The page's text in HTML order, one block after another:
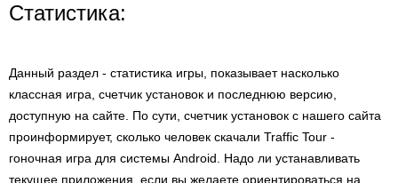
Статистика:
Данный раздел - статистика игры, показывает насколько
классная игра, счетчик установок и последнюю версию,
доступную на сайте. По сути, счетчик установок с нашего сайта
проинформирует, сколько человек скачали Traffic Tour -
гоночная игра для системы Android. Надо ли устанавливать
текущее приложения, если вы желаете ориентироваться на